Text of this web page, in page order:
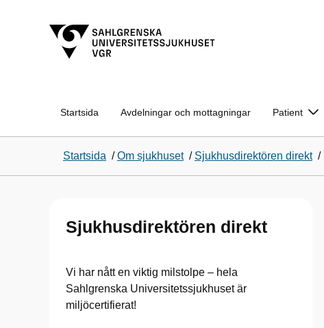
Startsida Avdelningar och mottagningar Patient
Startsida /Om sjukhuset / Sjukhusdirektören direkt /
Sjukhusdirektören direkt
Vi har nått en viktig milstolpe – hela
Sahlgrenska Universitetssjukhuset är
miljöcertifierat!